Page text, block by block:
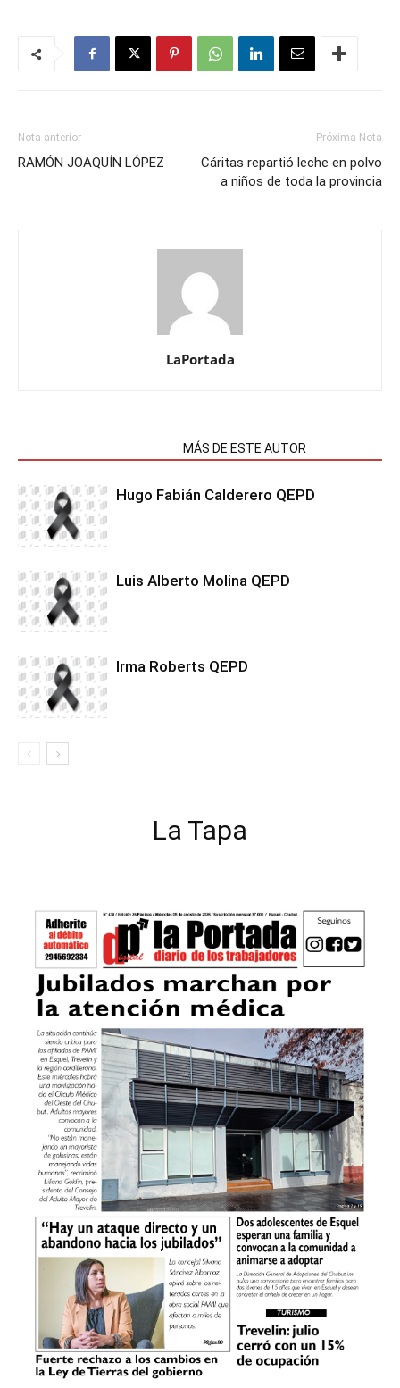
Nota anterior
RAMÓN JOAQUÍN LÓPEZ
Próxima Nota
Cáritas repartió leche en polvo
a niños de toda la provincia
LaPortada
MÁS DE ESTE AUTOR
Hugo Fabián Calderero QEPD
Luis Alberto Molina QEPD
Irma Roberts QEPD
La Tapa